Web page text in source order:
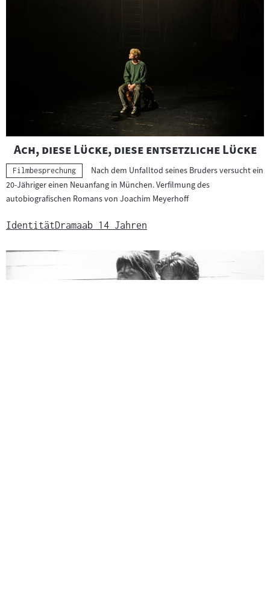
"
Ach, diese Lücke, diese entsetzliche Lücke"
Kategorie:
Filmbesprechung
Nach dem Unfalltod seines Bruders versucht ein
20-Jähriger einen Neuanfang in München. Verfilmung des
autobiografischen Romans von Joachim Meyerhoff
IdentitätDramaab 14 Jahren